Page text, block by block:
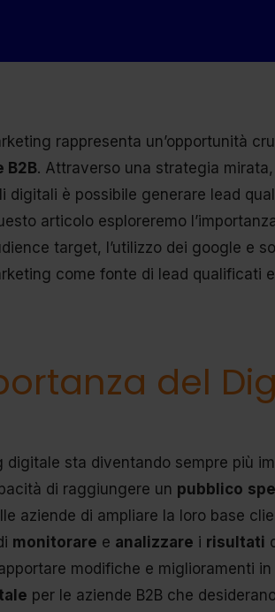
rappresenta un’opportunità
B2B. Attraverso una strategia mirata,
digitali è possibile generare lead
articolo esploreremo
target, l’utilizzo dei google e
come fonte di lead qualificati
del
digitale sta diventando sempre più
di raggiungere un pubblico
aziende di ampliare la loro base
monitorare e analizzare i risultati
modifiche e miglioramenti
per le aziende B2B che